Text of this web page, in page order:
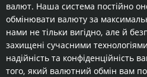
валют. Наша система постійно
обмінювати валюту за
нами не тільки вигідно, але й
захищені сучасними
надійність та конфіденційність
того, який валютний обмін вам